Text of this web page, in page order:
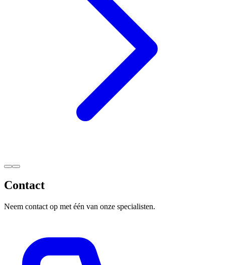
Contact
Neem contact op met één van onze specialisten.